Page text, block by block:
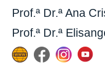
Prof.ª Dr.ª Ana
Prof.ª Dr.ª